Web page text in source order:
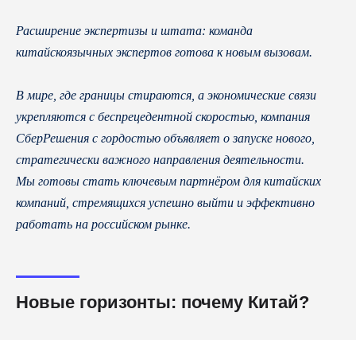
Расширение экспертизы и штата: команда
китайскоязычных экспертов готова к новым вызовам.
В мире, где границы стираются, а экономические связи
укрепляются с беспрецедентной скоростью, компания
СберРешения с гордостью объявляет о запуске нового,
стратегически важного направления деятельности.
Мы готовы стать ключевым партнёром для китайских
компаний, стремящихся успешно выйти и эффективно
работать на российском рынке.
Новые горизонты: почему Китай?